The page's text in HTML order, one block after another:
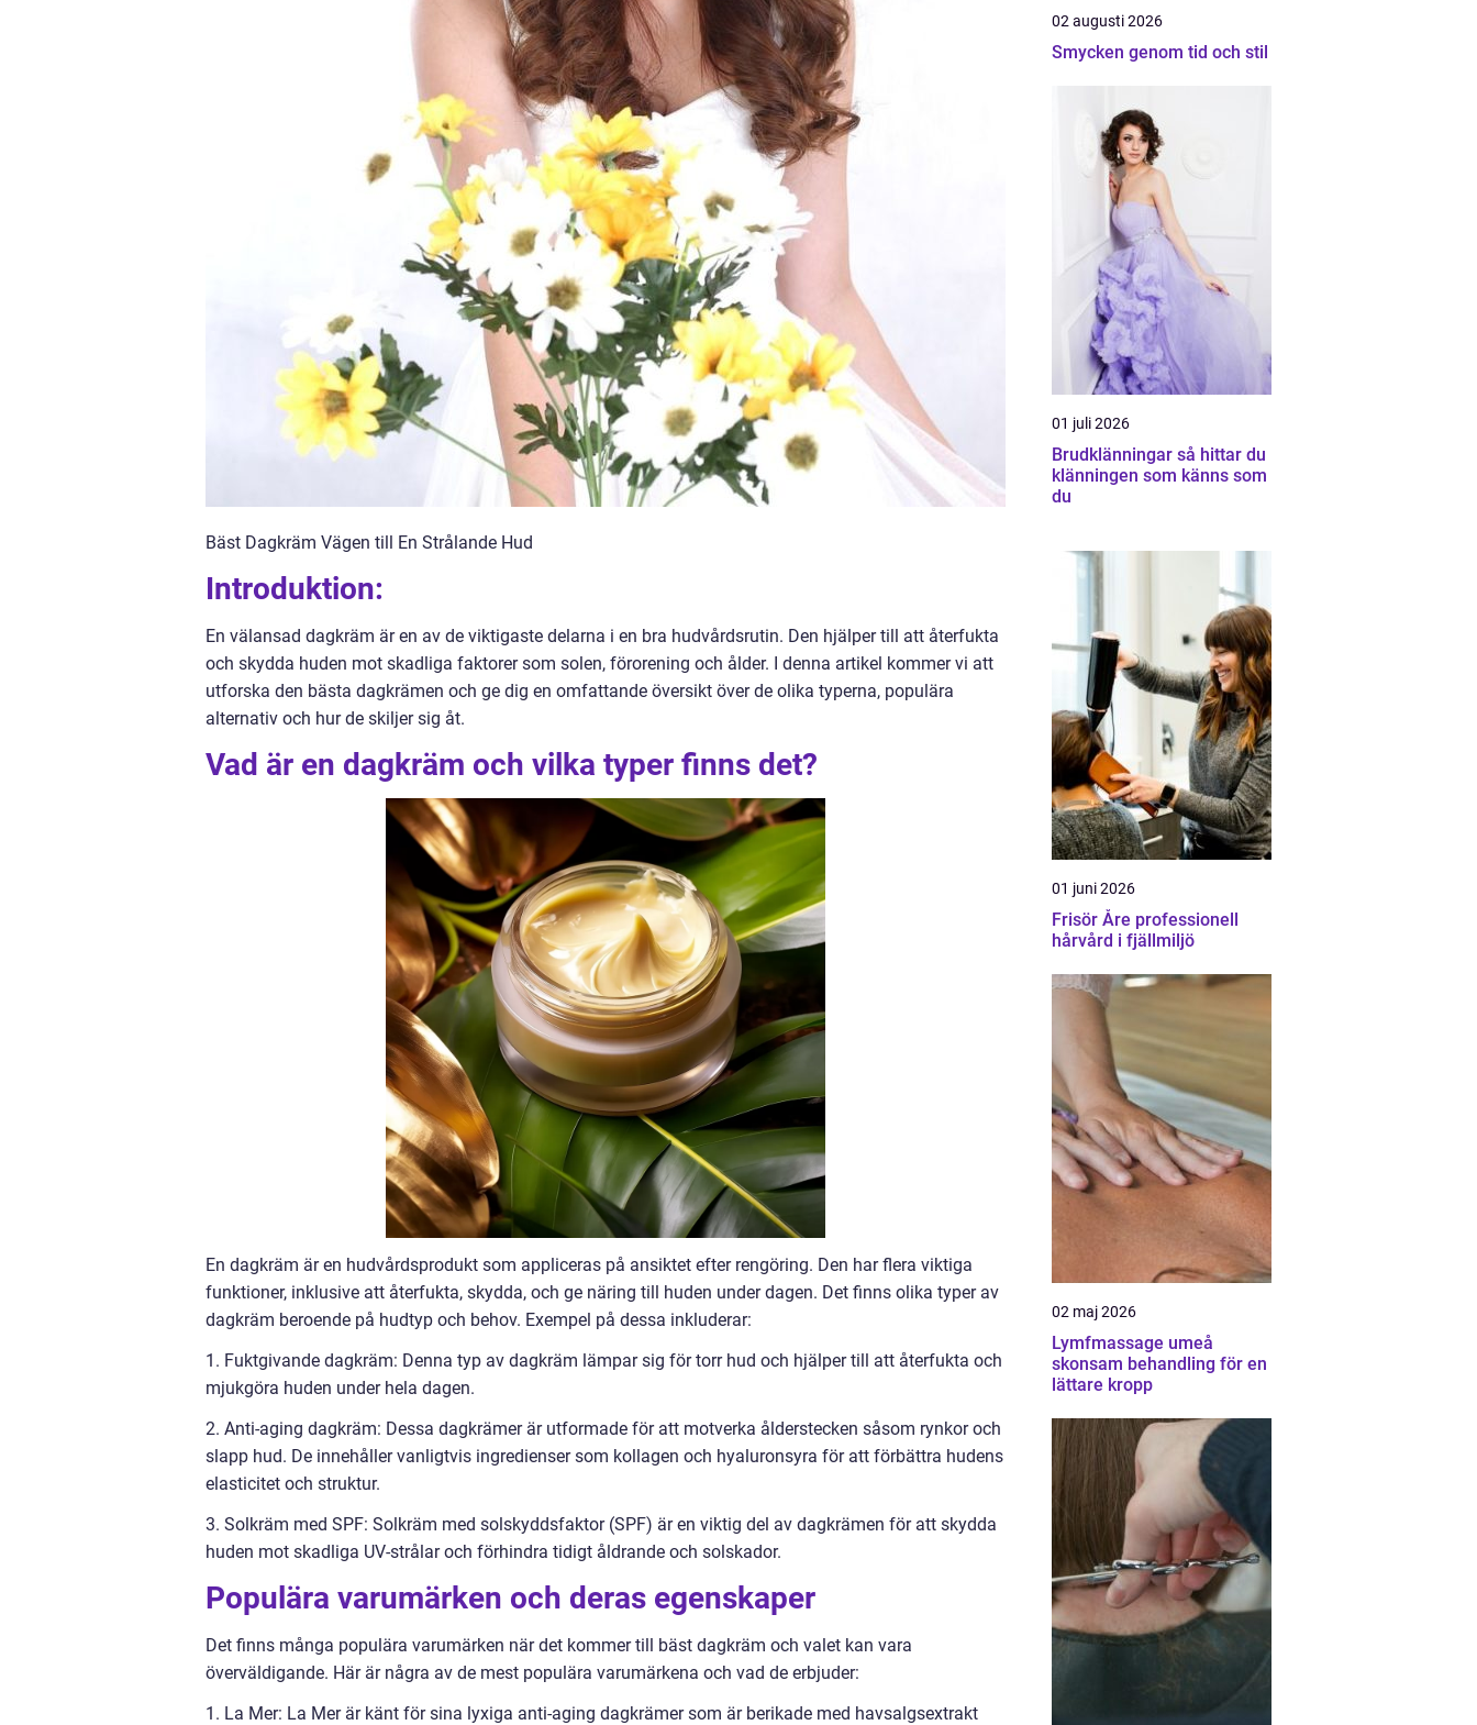
Bäst Dagkräm Vägen till En Strålande Hud
Introduktion:
En välansad dagkräm är en av de viktigaste delarna i en bra hudvårdsrutin. Den hjälper till att återfukta
och skydda huden mot skadliga faktorer som solen, förorening och ålder. I denna artikel kommer vi att
utforska den bästa dagkrämen och ge dig en omfattande översikt över de olika typerna, populära
alternativ och hur de skiljer sig åt.
Vad är en dagkräm och vilka typer finns det?
En dagkräm är en hudvårdsprodukt som appliceras på ansiktet efter rengöring. Den har flera viktiga
funktioner, inklusive att återfukta, skydda, och ge näring till huden under dagen. Det finns olika typer av
dagkräm beroende på hudtyp och behov. Exempel på dessa inkluderar:
1. Fuktgivande dagkräm: Denna typ av dagkräm lämpar sig för torr hud och hjälper till att återfukta och
mjukgöra huden under hela dagen.
2. Anti-aging dagkräm: Dessa dagkrämer är utformade för att motverka ålderstecken såsom rynkor och
slapp hud. De innehåller vanligtvis ingredienser som kollagen och hyaluronsyra för att förbättra hudens
elasticitet och struktur.
3. Solkräm med SPF: Solkräm med solskyddsfaktor (SPF) är en viktig del av dagkrämen för att skydda
huden mot skadliga UV-strålar och förhindra tidigt åldrande och solskador.
Populära varumärken och deras egenskaper
Det finns många populära varumärken när det kommer till bäst dagkräm och valet kan vara
överväldigande. Här är några av de mest populära varumärkena och vad de erbjuder:
1. La Mer: La Mer är känt för sina lyxiga anti-aging dagkrämer som är berikade med havsalgsextrakt
02 augusti 2026
Smycken genom tid och stil
01 juli 2026
Brudklänningar så hittar du
klänningen som känns som
du
01 juni 2026
Frisör Åre professionell
hårvård i fjällmiljö
02 maj 2026
Lymfmassage umeå
skonsam behandling för en
lättare kropp